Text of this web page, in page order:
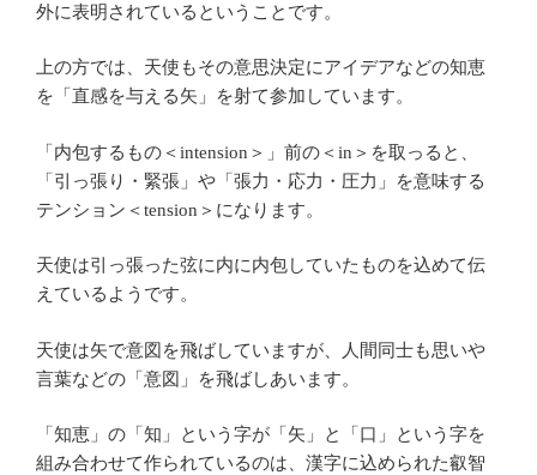
外に表明されているということです。
上の方では、天使もその意思決定にアイデアなどの知恵
を「直感を与える矢」を射て参加しています。
「内包するもの＜intension＞」前の＜in＞を取っると、
「引っ張り・緊張」や「張力・応力・圧力」を意味する
テンション＜tension＞になります。
天使は引っ張った弦に内に内包していたものを込めて伝
えているようです。
天使は矢で意図を飛ばしていますが、人間同士も思いや
言葉などの「意図」を飛ばしあいます。
「知恵」の「知」という字が「矢」と「口」という字を
組み合わせて作られているのは、漢字に込められた叡智